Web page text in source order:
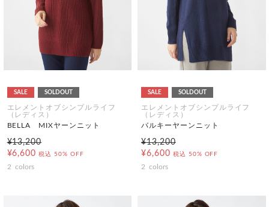
SALE SOLDOUT
エレメントオブシンプルライフ
（レディス）
BELLA MIXヤーンニット
¥13,200
¥6,600 税込 50% OFF
2 colors
SALE SOLDOUT
エレメントオブシンプルライフ
（レディス）
バルキーヤーンニット
¥13,200
¥6,600 税込 50% OFF
2 colors